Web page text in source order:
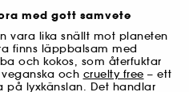
med gott samvete
vara lika snällt mot planeten
finns läppbalsam med
och kokos, som återfuktar
och cruelty free – ett
lyxkänslan. Det handlar